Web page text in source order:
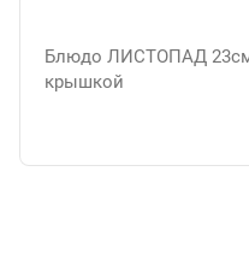
Блюдо ЛИСТОПАД
крышкой